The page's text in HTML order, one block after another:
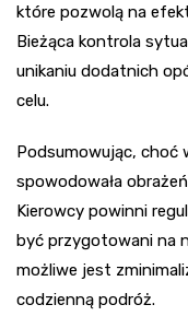
które pozwolą na
Bieżąca kontrola
unikaniu dodatnich
celu.
Podsumowując, choć
spowodowała
Kierowcy powinni
być przygotowani na
możliwe jest
codzienną podróż.